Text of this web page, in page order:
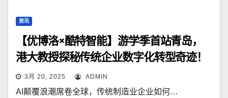
资讯
【优博洛×酷特智能】游学季首站青岛，
港大教授探秘传统企业数字化转型奇迹！
3月 20, 2025 ADMIN
AI颠覆浪潮席卷全球，传统制造业企业如何…